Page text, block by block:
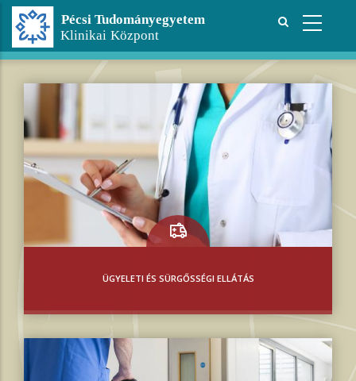
Ugrás
tartalomra
ÜGYELETI ÉS SÜRGŐSSÉGI ELLÁTÁS